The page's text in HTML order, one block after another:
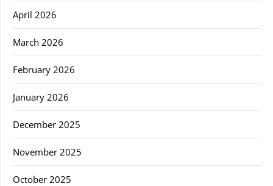
April 2026
March 2026
February 2026
January 2026
December 2025
November 2025
October 2025